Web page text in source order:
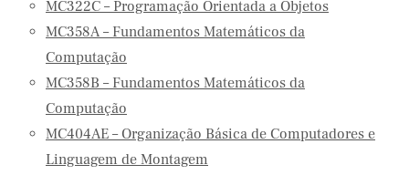
MC322C – Programação Orientada a Objetos
MC358A – Fundamentos Matemáticos da
Computação
MC358B – Fundamentos Matemáticos da
Computação
MC404AE – Organização Básica de Computadores e
Linguagem de Montagem